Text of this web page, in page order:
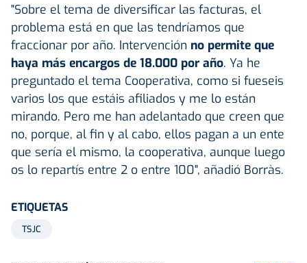
"Sobre el tema de diversificar las facturas, el
problema está en que las tendríamos que
fraccionar por año. Intervención no permite que
haya más encargos de 18.000 por año. Ya he
preguntado el tema Cooperativa, como si fueseis
varios los que estáis afiliados y me lo están
mirando. Pero me han adelantado que creen que
no, porque, al fin y al cabo, ellos pagan a un ente
que sería el mismo, la cooperativa, aunque luego
os lo repartís entre 2 o entre 100", añadió Borràs.
ETIQUETAS
TSJC